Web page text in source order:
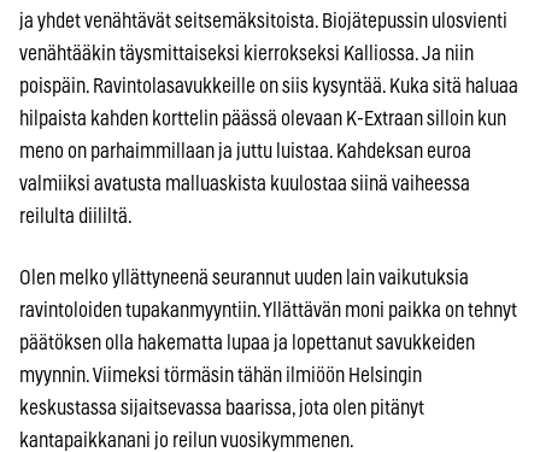
ja yhdet venähtävät seitsemäksitoista. Biojätepussin ulosvienti
venähtääkin täysmittaiseksi kierrokseksi Kalliossa. Ja niin
poispäin. Ravintolasavukkeille on siis kysyntää. Kuka sitä haluaa
hilpaista kahden korttelin päässä olevaan K-Extraan silloin kun
meno on parhaimmillaan ja juttu luistaa. Kahdeksan euroa
valmiiksi avatusta malluaskista kuulostaa siinä vaiheessa
reilulta diililtä.
Olen melko yllättyneenä seurannut uuden lain vaikutuksia
ravintoloiden tupakanmyyntiin. Yllättävän moni paikka on tehnyt
päätöksen olla hakematta lupaa ja lopettanut savukkeiden
myynnin. Viimeksi törmäsin tähän ilmiöön Helsingin
keskustassa sijaitsevassa baarissa, jota olen pitänyt
kantapaikkanani jo reilun vuosikymmenen.